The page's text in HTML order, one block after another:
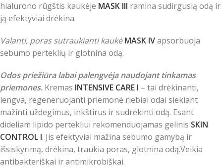
hialurono rūgštis kaukėje MASK III ramina sudirgusią odą ir
ją efektyviai drėkina.
Valanti, poras sutraukianti kaukė MASK IVapsorbuoja
sebumo perteklių ir glotnina odą.
Odos priežiūra labai palengvėja naudojant tinkamas
priemones. Kremas INTENSIVE CARE I – tai drėkinanti,
lengva, regeneruojanti priemonė riebiai odai siekiant
mažinti uždegimus, inkštirus ir sudrėkinti odą. Esant
dideliam lipido pertekliui rekomenduojamas gelinis SKIN
CONTROL I. Jis efektyviai mažina sebumo gamybą ir
išsiskyrimą, drėkina, traukia poras, glotnina odą.Veikia
antibakteriškai ir antimikrobiškai.